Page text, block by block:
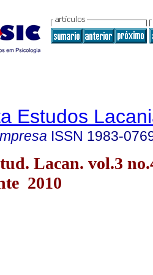
Estudos
ISSN 1983-
Lacan. vol.3
2010